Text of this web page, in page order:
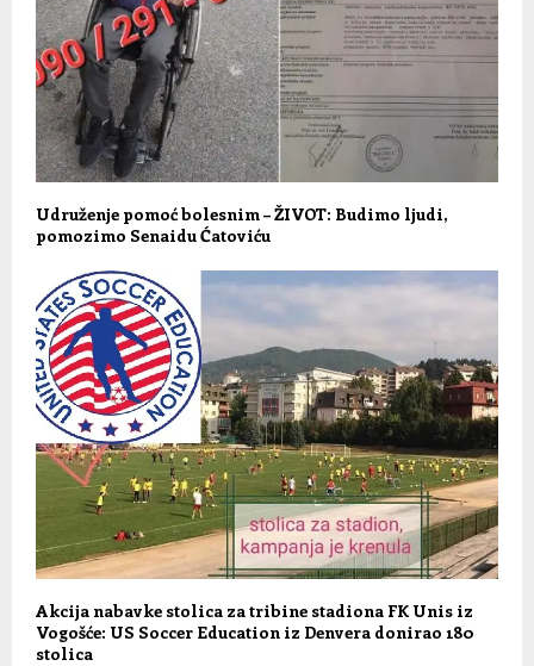
Udruženje pomoć bolesnim – ŽIVOT: Budimo ljudi,
pomozimo Senaidu Ćatoviću
Akcija nabavke stolica za tribine stadiona FK Unis iz
Vogošće: US Soccer Education iz Denvera donirao 180
stolica